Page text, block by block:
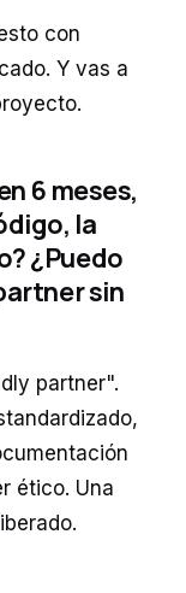
con
Y vas a
6 meses,
la
¿Puedo
sin
partner".
ético. Una